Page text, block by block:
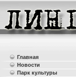
Главная
Новости
Парк культуры